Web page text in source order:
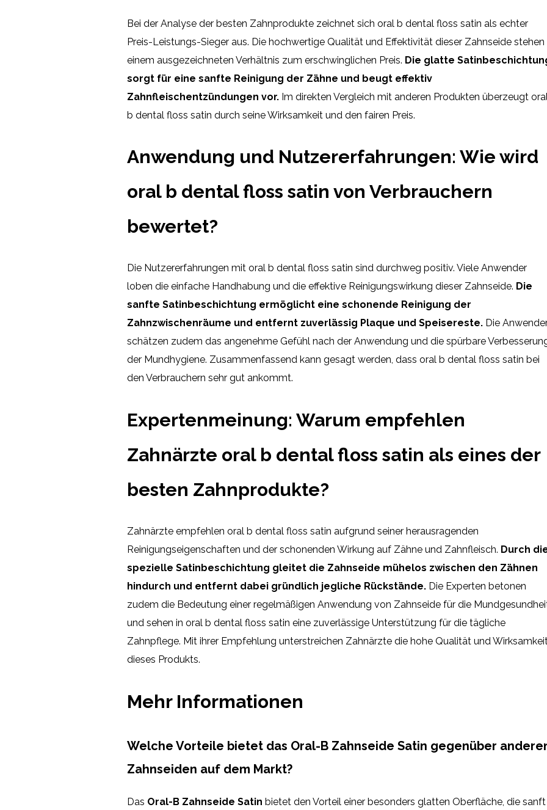
Bei der Analyse der besten Zahnprodukte zeichnet sich oral b dental floss satin als echter
Preis-Leistungs-Sieger aus. Die hochwertige Qualität und Effektivität dieser Zahnseide stehen
einem ausgezeichneten Verhältnis zum erschwinglichen Preis. Die glatte
sorgt für eine sanfte Reinigung der Zähne und beugt effektiv
Zahnfleischentzündungen vor. Im direkten Vergleich mit anderen Produkten überzeugt
b dental floss satin durch seine Wirksamkeit und den fairen Preis.
Anwendung und Nutzererfahrungen: Wie wird
oral b dental floss satin von Verbrauchern
bewertet?
Die Nutzererfahrungen mit oral b dental floss satin sind durchweg positiv. Viele Anwender
loben die einfache Handhabung und die effektive Reinigungswirkung dieser Zahnseide. Die
sanfte Satinbeschichtung ermöglicht eine schonende Reinigung der
Zahnzwischenräume und entfernt zuverlässig Plaque und Speisereste. Die
schätzen zudem das angenehme Gefühl nach der Anwendung und die spürbare
der Mundhygiene. Zusammenfassend kann gesagt werden, dass oral b dental floss satin bei
den Verbrauchern sehr gut ankommt.
Expertenmeinung: Warum empfehlen
Zahnärzte oral b dental floss satin als eines der
besten Zahnprodukte?
Zahnärzte empfehlen oral b dental floss satin aufgrund seiner herausragenden
Reinigungseigenschaften und der schonenden Wirkung auf Zähne und Zahnfleisch. Durch
spezielle Satinbeschichtung gleitet die Zahnseide mühelos zwischen den Zähnen
hindurch und entfernt dabei gründlich jegliche Rückstände. Die Experten betonen
zudem die Bedeutung einer regelmäßigen Anwendung von Zahnseide für die
und sehen in oral b dental floss satin eine zuverlässige Unterstützung für die tägliche
Zahnpflege. Mit ihrer Empfehlung unterstreichen Zahnärzte die hohe Qualität und
dieses Produkts.
Mehr Informationen
Welche Vorteile bietet das Oral-B Zahnseide Satin gegenüber
Zahnseiden auf dem Markt?
Das Oral-B Zahnseide Satin bietet den Vorteil einer besonders glatten Oberfläche, die sanft